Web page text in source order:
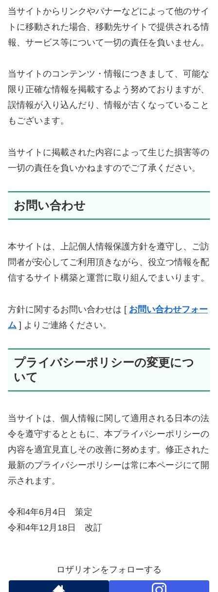
当サイトからリンクやバナーなどによって他のサイ
トに移動された場合、移動先サイトで提供される情
報、サービス等について一切の責任を負いません。
当サイトのコンテンツ・情報につきまして、可能な
限り正確な情報を掲載するよう努めておりますが、
誤情報が入り込んだり、情報が古くなっていること
もございます。
当サイトに掲載された内容によって生じた損害等の
一切の責任を負いかねますのでご了承ください。
お問い合わせ
本サイトは、上記個人情報保護方針を遵守し、ご訪
問者が安心してご利用頂きながら、役立つ情報を配
信するサイト構築と運営に取り組んでまいります。
方針に関するお問い合わせは [ お問い合わせフォー
ム ] よりご連絡ください。
プライバシーポリシーの変更につ
いて
当サイトは、個人情報に関して適用される日本の法
令を遵守するとともに、本プライバシーポリシーの
内容を適宜見直しその改善に努めます。修正された
最新のプライバシーポリシーは常に本ページにて開
示されます。
令和4年6月4日 策定
令和4年12月18日 改訂
ロザリオンをフォローする